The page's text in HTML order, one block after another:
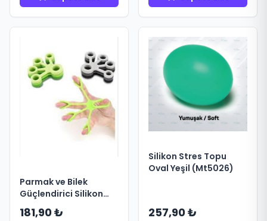
Parmak ve Bilek
Güçlendirici Silikon
Örümcek Lastik
181,90 ₺
Silikon Stres Topu
Oval Yeşil (Mt5026)
257,90 ₺